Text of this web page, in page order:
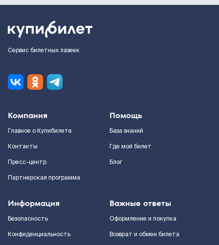
Сервис билетных лазеек
Компания
Главное о Купибилете
Контакты
Пресс-центр
Партнерская программа
Помощь
База знаний
Где мой билет
Блог
Информация
Безопасность
Конфиденциальность
Важные ответы
Оформление и покупка
Возврат и обмен билета